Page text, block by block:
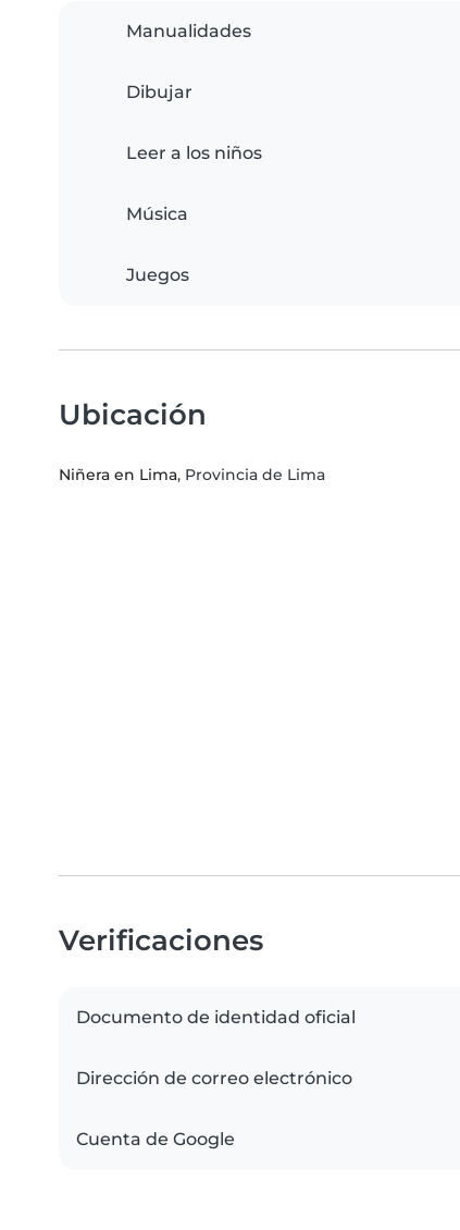
Manualidades
Dibujar
Leer a los niños
Música
Juegos
Ubicación
Niñera en Lima, Provincia de Lima
Verificaciones
Documento de identidad oficial
Dirección de correo electrónico
Cuenta de Google